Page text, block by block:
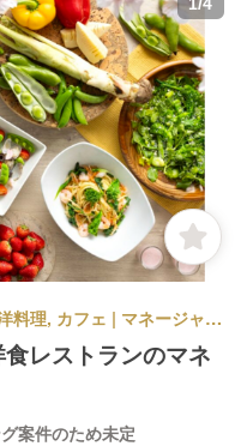
1/4
シティホテル | 料飲部門 | 洋食・西洋料理, カフェ | マネージャー・管理職(料飲) | パレスホテル大宮 オープニング案件のため未定
レストランのマネ
案件のため未定